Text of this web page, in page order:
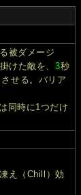
被ダメージ
けた敵を、3秒
せる。バリア
同時に1つだけ
え（Chill）効